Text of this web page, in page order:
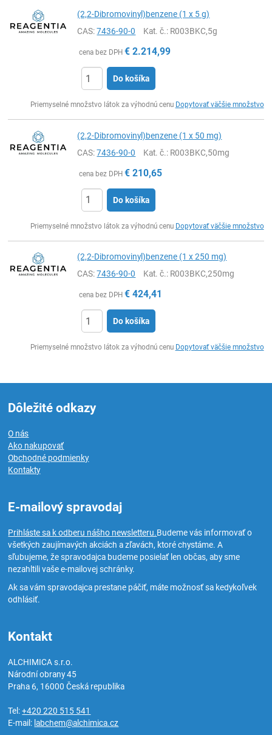
(2,2-Dibromovinyl)benzene (1 x 5 g)
CAS:7436-90-0 Kat. č.: R003BKC,5g
cena bez DPH € 2.214,99
Do košíka
Priemyselné množstvo látok za výhodnú cenu Dopytovať väčšie množstvo
(2,2-Dibromovinyl)benzene (1 x 50 mg)
CAS:7436-90-0 Kat. č.: R003BKC,50mg
cena bez DPH € 210,65
Do košíka
Priemyselné množstvo látok za výhodnú cenu Dopytovať väčšie množstvo
(2,2-Dibromovinyl)benzene (1 x 250 mg)
CAS:7436-90-0 Kat. č.: R003BKC,250mg
cena bez DPH € 424,41
Do košíka
Priemyselné množstvo látok za výhodnú cenu Dopytovať väčšie množstvo
Dôležité odkazy
O nás
Ako nakupovať
Obchodné podmienky
Kontakty
E-mailový spravodaj
Prihláste sa k odberu nášho newsletteru.Budeme vás informovať o
všetkých zaujímavých akciách a zľavách, ktoré chystáme. A
sľubujeme, že spravodajca budeme posielať len občas, aby sme
nezahltili vaše e-mailovej schránky.
Ak sa vám spravodajca prestane páčiť, máte možnosť sa kedykoľvek
odhlásiť.
Kontakt
ALCHIMICA s.r.o.
Národní obrany 45
Praha 6, 16000Česká republika
Tel:+420 220 515 541
E-mail: labchem@alchimica.cz